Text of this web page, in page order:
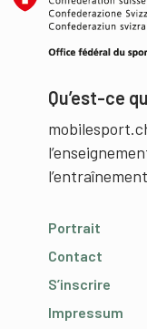
Qu’est-ce
Portrait
Contact
S’inscrire
Impressum